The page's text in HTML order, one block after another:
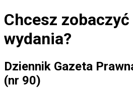
Chcesz zobaczyć
wydania?
Dziennik Gazeta
(nr 90)